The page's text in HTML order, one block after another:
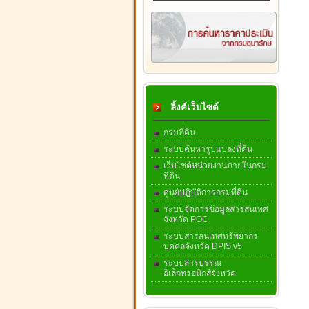
ลิ้งค์เว็บไซต์
กรมที่ดิน
ระบบค้นหารูปแปลงที่ดิน
เว็บไซต์หน่วยงานภายในกรม
ที่ดิน
ศูนย์ปฏิบัติการกรมที่ดิน
ระบบจัดการข้อมูลสารสนเทศ
จังหวัด POC
ระบบสารสนเทศทรัพยากร
บุคคลจังหวัด DPIS v5
ระบบสารบรรณ
อิเล็กทรอนิกส์จังหวัด